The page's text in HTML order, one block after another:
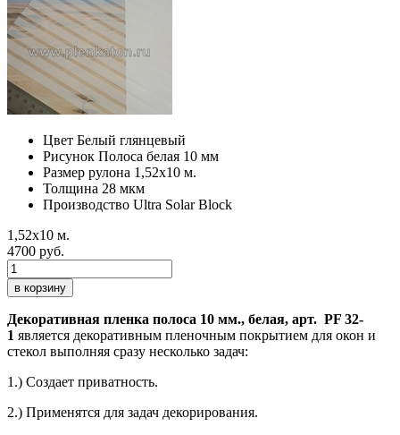
Цвет Белый глянцевый
Рисунок Полоса белая 10 мм
Размер рулона 1,52х10 м.
Толщина 28 мкм
Производство Ultra Solar Block
1,52х10 м.
4700 руб.
в корзину
Декоративная пленка полоса 10 мм., белая, арт. PF 32-
1 является декоративным пленочным покрытием для окон и
стекол выполняя сразу несколько задач:
1.) Создает приватность.
2.) Применятся для задач декорирования.